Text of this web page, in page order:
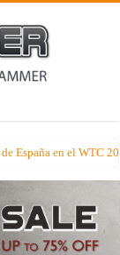
el Viejo Mundo